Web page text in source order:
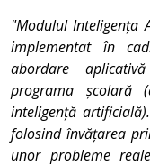
"Modulul Inteligența
implementat în
abordare
programa școlară
inteligență
folosind învățarea
unor probleme